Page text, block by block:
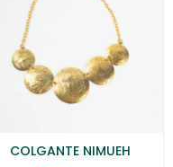
COLGANTE NIMUEH